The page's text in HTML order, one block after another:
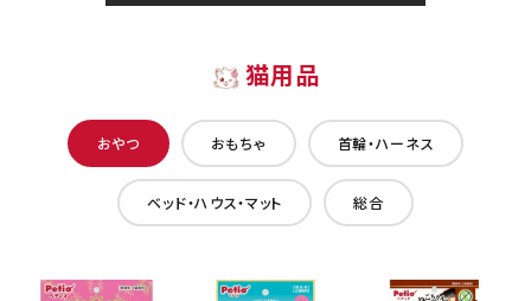
猫用品
おやつ おもちゃ 首輪・ハーネス
ベッド・ハウス・マット 総合